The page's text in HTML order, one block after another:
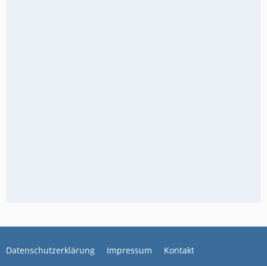
Datenschutzerklärung Impressum Kontakt